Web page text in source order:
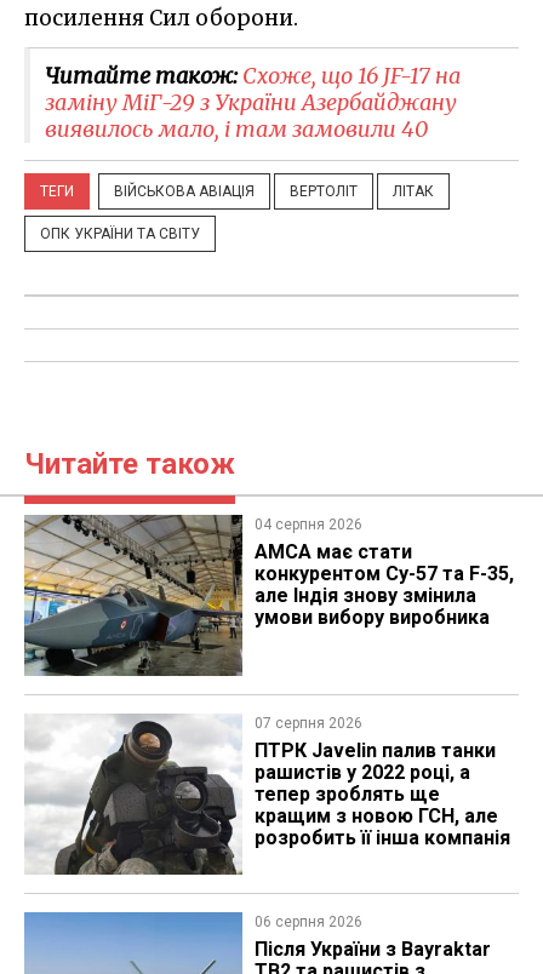
посилення Сил оборони.
Читайте також:Схоже, що 16 JF-17 на
заміну МіГ-29 з України Азербайджану
виявилось мало, і там замовили 40
ТЕГИ ВІЙСЬКОВА АВІАЦІЯ ВЕРТОЛІТ ЛІТАК
ОПК УКРАЇНИ ТА СВІТУ
Читайте також
04 серпня 2026
AMCA має стати
конкурентом Су-57 та F-35,
але Індія знову змінила
умови вибору виробника
07 серпня 2026
ПТРК Javelin палив танки
рашистів у 2022 році, а
тепер зроблять ще
кращим з новою ГСН, але
розробить її інша компанія
06 серпня 2026
Після України з Bayraktar